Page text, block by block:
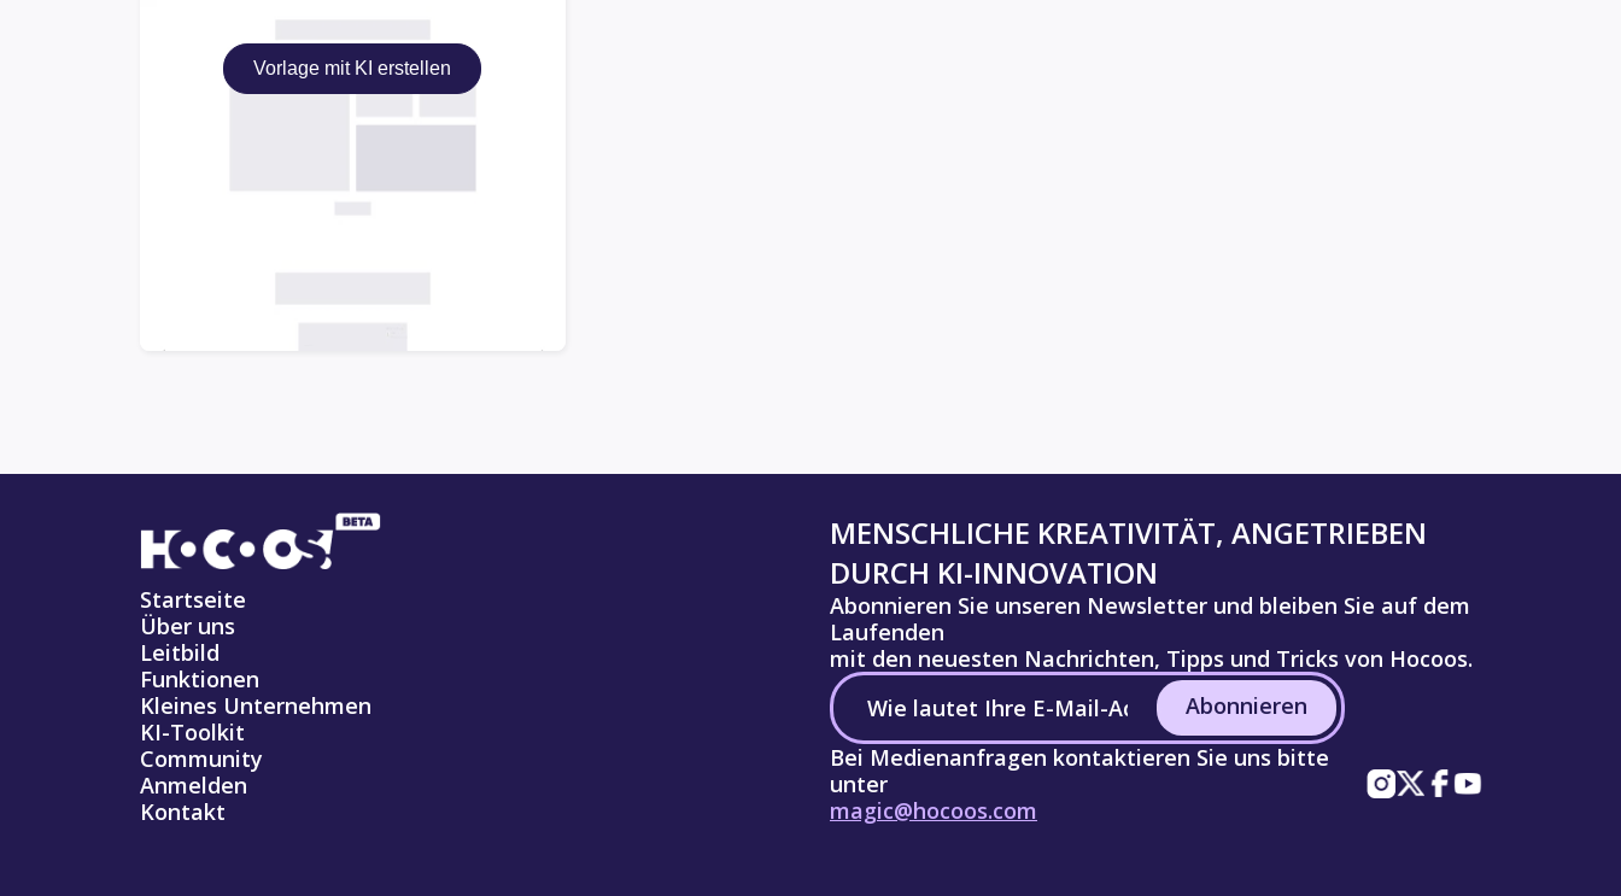
Vorlage mit KI erstellen
Startseite
Über uns
Leitbild
Funktionen
Kleines Unternehmen
KI-Toolkit
Community
Anmelden
Kontakt
MENSCHLICHE KREATIVITÄT, ANGETRIEBEN
DURCH KI-INNOVATION
Abonnieren Sie unseren Newsletter und bleiben Sie auf dem
Laufenden
mit den neuesten Nachrichten, Tipps und Tricks von Hocoos.
Abonnieren
Bei Medienanfragen kontaktieren Sie uns bitte
unter
magic@hocoos.com